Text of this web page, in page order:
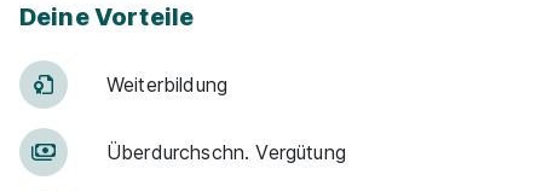
Deine Vorteile
Weiter­bildung
Über­durch­schn. Ver­gü­tung